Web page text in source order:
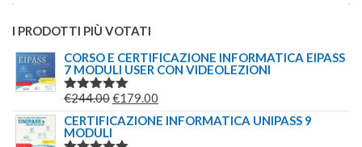
I PRODOTTI PIÙ VOTATI
CORSO E CERTIFICAZIONE INFORMATICA EIPASS
7 MODULI USER CON VIDEOLEZIONI
VALUTATO
€244.00IL
PREZZO
€179.00
PREZZO
CERTIFICAZIONE INFORMATICA UNIPASS 9
MODULI